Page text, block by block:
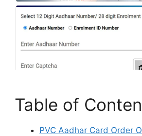
Table of
PVC Aadhar Card Order